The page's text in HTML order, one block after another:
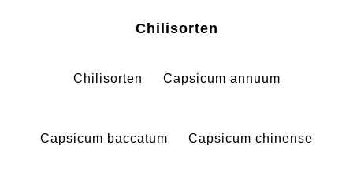
Chilisorten
Chilisorten Capsicum annuum
Capsicum baccatum Capsicum chinense